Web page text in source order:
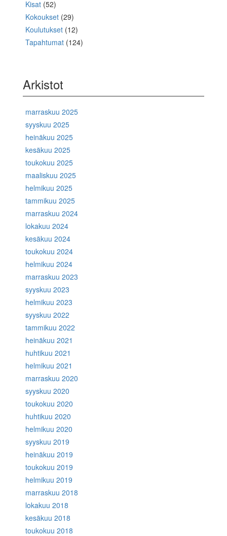
Kisat (52)
Kokoukset (29)
Koulutukset (12)
Tapahtumat (124)
Arkistot
marraskuu 2025
syyskuu 2025
heinäkuu 2025
kesäkuu 2025
toukokuu 2025
maaliskuu 2025
helmikuu 2025
tammikuu 2025
marraskuu 2024
lokakuu 2024
kesäkuu 2024
toukokuu 2024
helmikuu 2024
marraskuu 2023
syyskuu 2023
helmikuu 2023
syyskuu 2022
tammikuu 2022
heinäkuu 2021
huhtikuu 2021
helmikuu 2021
marraskuu 2020
syyskuu 2020
toukokuu 2020
huhtikuu 2020
helmikuu 2020
syyskuu 2019
heinäkuu 2019
toukokuu 2019
helmikuu 2019
marraskuu 2018
lokakuu 2018
kesäkuu 2018
toukokuu 2018